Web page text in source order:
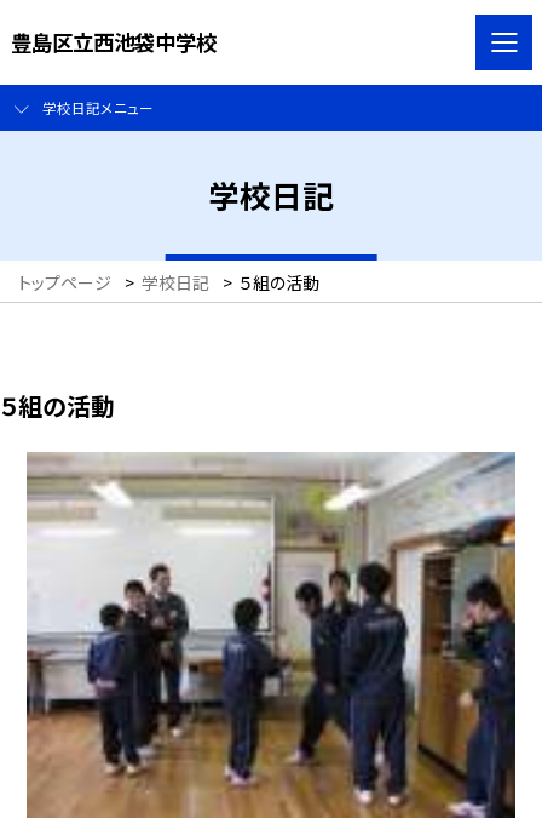
豊島区立西池袋中学校
学校日記メニュー
学校日記
トップページ > 学校日記 > ５組の活動
５組の活動